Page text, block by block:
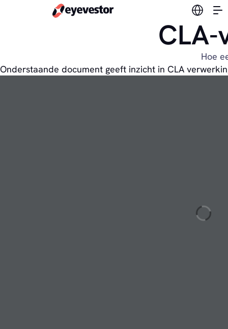
Hoe
Onderstaande document geeft inzicht in CLA